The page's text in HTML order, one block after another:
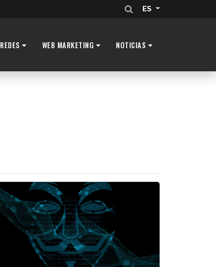
ES
REDES WEB MARKETING NOTICIAS